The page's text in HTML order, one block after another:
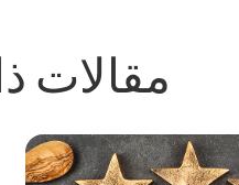
مقالات